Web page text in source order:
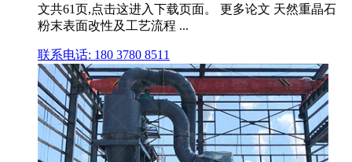
文共61页,点击这进入下载页面。 更多论文 天然重晶石
粉末表面改性及工艺流程 ...
联系电话: 180 3780 8511